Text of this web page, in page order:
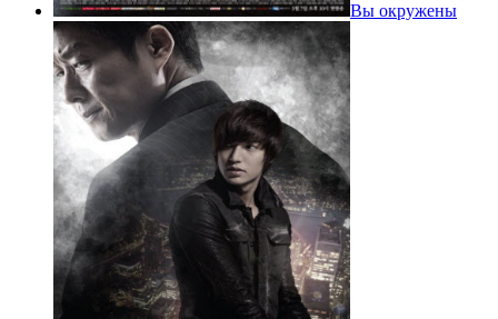
Вы окружены